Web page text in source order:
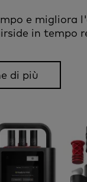
e migliora
in tempo
di più